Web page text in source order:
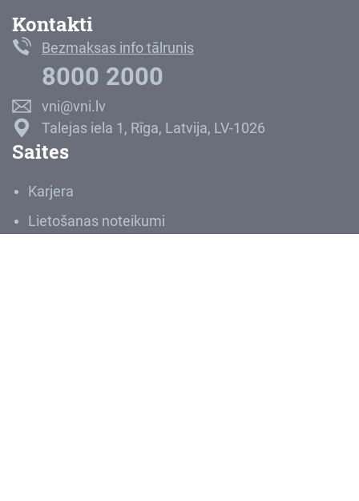
Kontakti
Bezmaksas info tālrunis
8000 2000
vni@vni.lv
Talejas iela 1, Rīga, Latvija, LV-1026
Saites
Karjera
Lietošanas noteikumi